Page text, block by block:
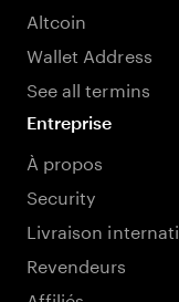
Altcoin
Wallet Address
See all termins
Entreprise
À propos
Security
Livraison
Revendeurs